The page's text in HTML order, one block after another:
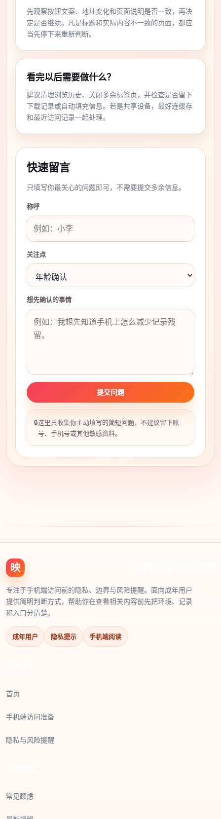
先观察按钮文案、地址变化和页面说明是否一致，再决
定是否继续。凡是标题和实际内容不一致的页面，都应
当先停下来重新判断。
看完以后需要做什么？
建议清理浏览历史、关闭多余标签页，并检查是否留下
下载记录或自动填充信息。若是共享设备，最好连缓存
和最近访问记录一起处理。
快速留言
只填写你最关心的问题即可，不需要提交多余信息。
称呼
关注点
想先确认的事情
提交问题
🔒这里只收集你主动填写的简短问题，不建议留下账
号、手机号或其他敏感资料。
映
专注于手机端访问前的隐私、边界与风险提醒。面向成年用户
提供简明判断方式，帮助你在查看相关内容前先把环境、记录
和入口分清楚。
成年用户 隐私提示 手机端阅读
首页
手机端访问准备
隐私与风险提醒
常见顾虑